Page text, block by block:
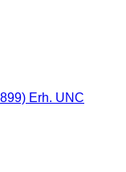
Erh. UNC